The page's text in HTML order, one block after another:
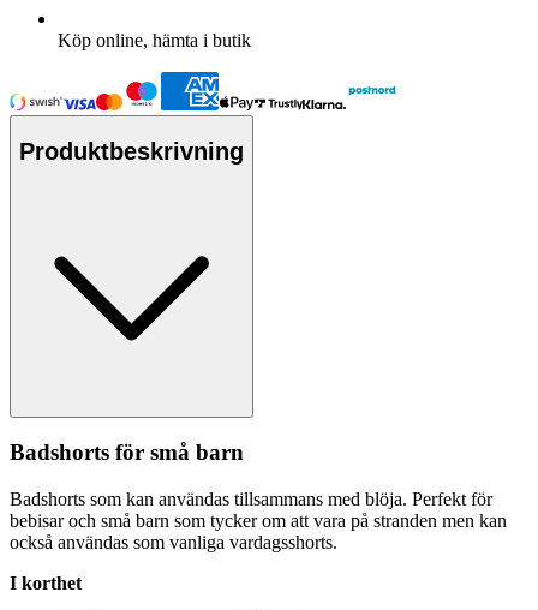
Köp online, hämta i butik
Produktbeskrivning
Badshorts för små barn
Badshorts som kan användas tillsammans med blöja. Perfekt för
bebisar och små barn som tycker om att vara på stranden men kan
också användas som vanliga vardagsshorts.
I korthet